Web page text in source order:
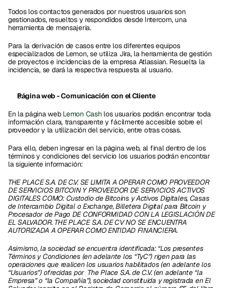
Todos los contactos generados por nuestros usuarios son
gestionados, resueltos y respondidos desde Intercom, una
herramienta de mensajería.
Para la derivación de casos entre los diferentes equipos
especializados de Lemon, se utiliza Jira, la herramienta de gestión
de proyectos e incidencias de la empresa Atlassian. Resuelta la
incidencia, se dará la respectiva respuesta al usuario.
Página web - Comunicación con el Cliente
En la página web Lemon Cash los usuarios podrán encontrar toda
información clara, transparente y fácilmente accesible sobre el
proveedor y la utilización del servicio, entre otras cosas.
Para ello, deben ingresar en la página web, al final dentro de los
términos y condiciones del servicio los usuarios podrán encontrar
la siguiente información:
THE PLACE S.A. DE C.V. SE LIMITA A OPERAR COMO PROVEEDOR
DE SERVICIOS BITCOIN Y PROVEEDOR DE SERVICIOS ACTIVOS
DIGITALES COMO: Custodio de Bitcoins y Activos Digitales, Casas
de Intercambio Digital o Exchange, Billetera Digital para Bitcoin y
Procesador de Pago DE CONFORMIDAD CON LA LEGISLACIÓN DE
EL SALVADOR. THE PLACE S.A. DE CV NO SE ENCUENTRA
AUTORIZADA A OPERAR COMO ENTIDAD FINANCIERA.
Asimismo, la sociedad se encuentra identificada: “Los presentes
Términos y Condiciones (en adelante los “TyC”) rigen para las
operaciones que realicen los usuarios habilitados (en adelante los
“Usuarios”) ofrecidas por  The Place S.A. de C.V. (en adelante “la
Empresa” o “la Compañía”), sociedad constituida y registrada en El